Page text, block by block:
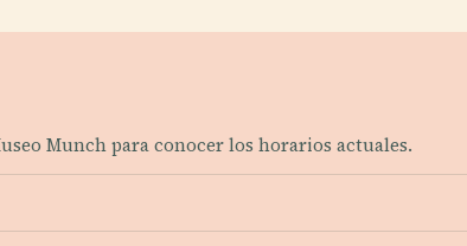
Munch para conocer los horarios actuales.